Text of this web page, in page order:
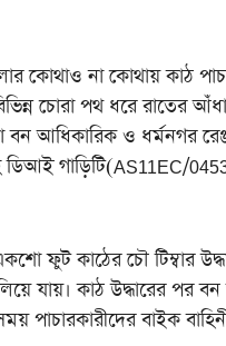
কোথাও না কোথায় কাঠ
চোরা পথ ধরে রাতের
আধিকারিক ও ধর্মনগর
ডিআই গাড়িটি(AS11EC/
কাঠের চৌ টিম্বার
যায়। কাঠ উদ্ধারের পর
পাচারকারীদের বাইক